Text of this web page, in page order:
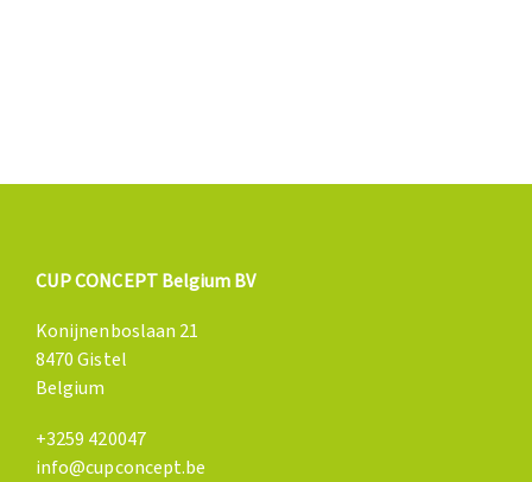
CUP CONCEPT Belgium BV
Konijnenboslaan 21
8470 Gistel
Belgium
+3259 420047
info@cupconcept.be